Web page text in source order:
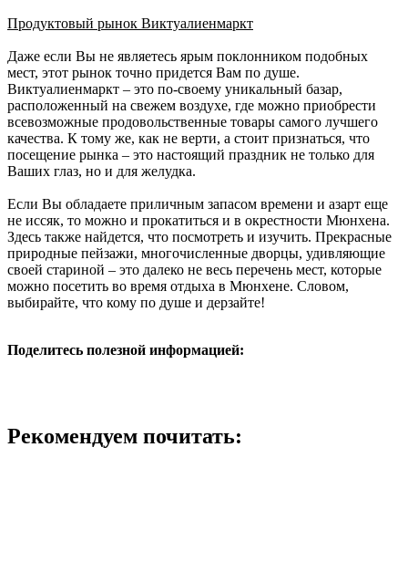
Продуктовый рынок Виктуалиенмаркт
Даже если Вы не являетесь ярым поклонником подобных
мест, этот рынок точно придется Вам по душе.
Виктуалиенмаркт – это по-своему уникальный базар,
расположенный на свежем воздухе, где можно приобрести
всевозможные продовольственные товары самого лучшего
качества. К тому же, как не верти, а стоит признаться, что
посещение рынка – это настоящий праздник не только для
Ваших глаз, но и для желудка.
Если Вы обладаете приличным запасом времени и азарт еще
не иссяк, то можно и прокатиться и в окрестности Мюнхена.
Здесь также найдется, что посмотреть и изучить. Прекрасные
природные пейзажи, многочисленные дворцы, удивляющие
своей стариной – это далеко не весь перечень мест, которые
можно посетить во время отдыха в Мюнхене. Словом,
выбирайте, что кому по душе и дерзайте!
Поделитесь полезной информацией:
Рекомендуем почитать: